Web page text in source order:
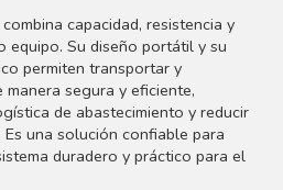
capacidad, resistencia y
equipo. Su diseño portátil y su
permiten transportar y
segura y eficiente,
de abastecimiento y reducir
una solución confiable para
duradero y práctico para el